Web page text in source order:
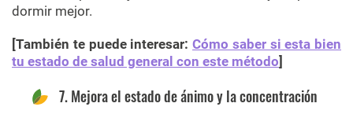
dormir mejor.
[También te puede interesar: Cómo saber si esta bien
tu estado de salud general con este método]
7. Mejora el estado de ánimo y la concentración